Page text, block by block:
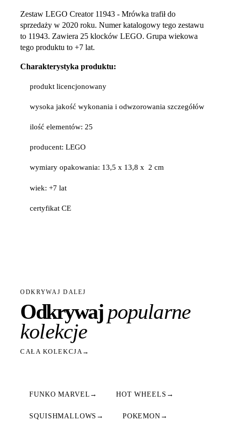
Zestaw LEGO Creator 11943 - Mrówka trafił do
sprzedaży w 2020 roku. Numer katalogowy tego zestawu
to 11943. Zawiera 25 klocków LEGO. Grupa wiekowa
tego produktu to +7 lat.
Charakterystyka produktu:
produkt licencjonowany
wysoka jakość wykonania i odwzorowania szczegółów
ilość elementów: 25
producent: LEGO
wymiary opakowania: 13,5 x 13,8 x 2 cm
wiek: +7 lat
certyfikat CE
ODKRYWAJ DALEJ
Odkrywajpopularne
kolekcje
CAŁA KOLEKCJA →
FUNKO MARVEL → HOT WHEELS →
SQUISHMALLOWS → POKEMON →